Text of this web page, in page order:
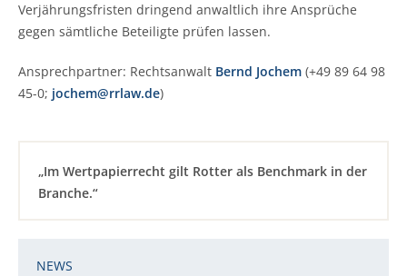
Verjährungsfristen dringend anwaltlich ihre Ansprüche
gegen sämtliche Beteiligte prüfen lassen.
Ansprechpartner: Rechtsanwalt Bernd Jochem (+49 89 64 98
45-0; jochem@rrlaw.de)
„Im Wertpapierrecht gilt Rotter als Benchmark in der
Branche.“
NEWS